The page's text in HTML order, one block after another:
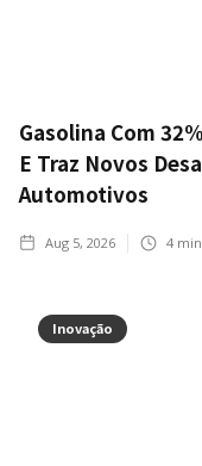
Gasolina Com
E Traz Novos
Automotivos
Aug 5, 2026 4
Inovação